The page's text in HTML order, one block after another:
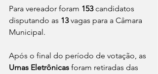
Para vereador foram 153 candidatos
disputando as 13 vagas para a Câmara
Municipal.
Após o final do período de votação, as
Urnas Eletrônicas foram retiradas das